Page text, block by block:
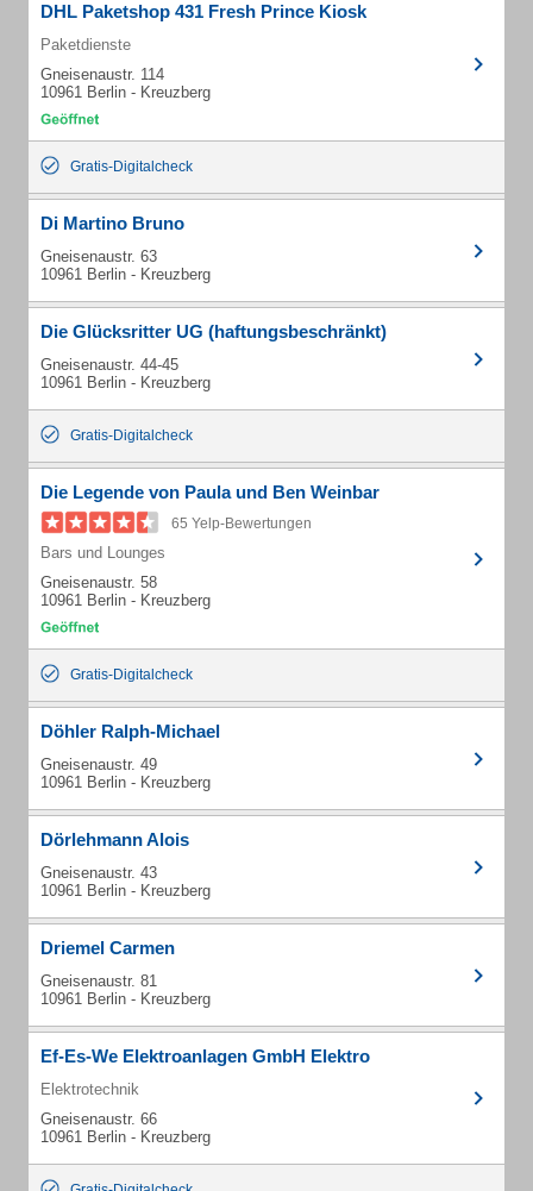
DHL Paketshop 431 Fresh Prince Kiosk
Paketdienste
Gneisenaustr. 114
10961 Berlin - Kreuzberg
Gratis-Digitalcheck
Di Martino Bruno
Gneisenaustr. 63
10961 Berlin - Kreuzberg
Die Glücksritter UG (haftungsbeschränkt)
Gneisenaustr. 44-45
10961 Berlin - Kreuzberg
Gratis-Digitalcheck
Die Legende von Paula und Ben Weinbar
65 Yelp-Bewertungen
Bars und Lounges
Gneisenaustr. 58
10961 Berlin - Kreuzberg
Gratis-Digitalcheck
Döhler Ralph-Michael
Gneisenaustr. 49
10961 Berlin - Kreuzberg
Dörlehmann Alois
Gneisenaustr. 43
10961 Berlin - Kreuzberg
Driemel Carmen
Gneisenaustr. 81
10961 Berlin - Kreuzberg
Ef-Es-We Elektroanlagen GmbH Elektro
Elektrotechnik
Gneisenaustr. 66
10961 Berlin - Kreuzberg